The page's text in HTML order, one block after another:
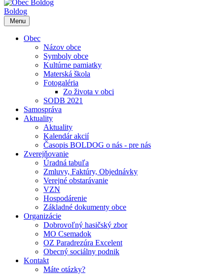
Boldog
Menu
Obec
Názov obce
Symboly obce
Kultúrne pamiatky
Materská škola
Fotogaléria
Zo života v obci
SODB 2021
Samospráva
Aktuality
Aktuality
Kalendár akcií
Časopis BOLDOG o nás - pre nás
Zverejňovanie
Úradná tabuľa
Zmluvy, Faktúry, Objednávky
Verejné obstarávanie
VZN
Hospodárenie
Základné dokumenty obce
Organizácie
Dobrovoľný hasičský zbor
MO Csemadok
OZ Paradrezúra Excelent
Obecný sociálny podnik
Kontakt
Máte otázky?